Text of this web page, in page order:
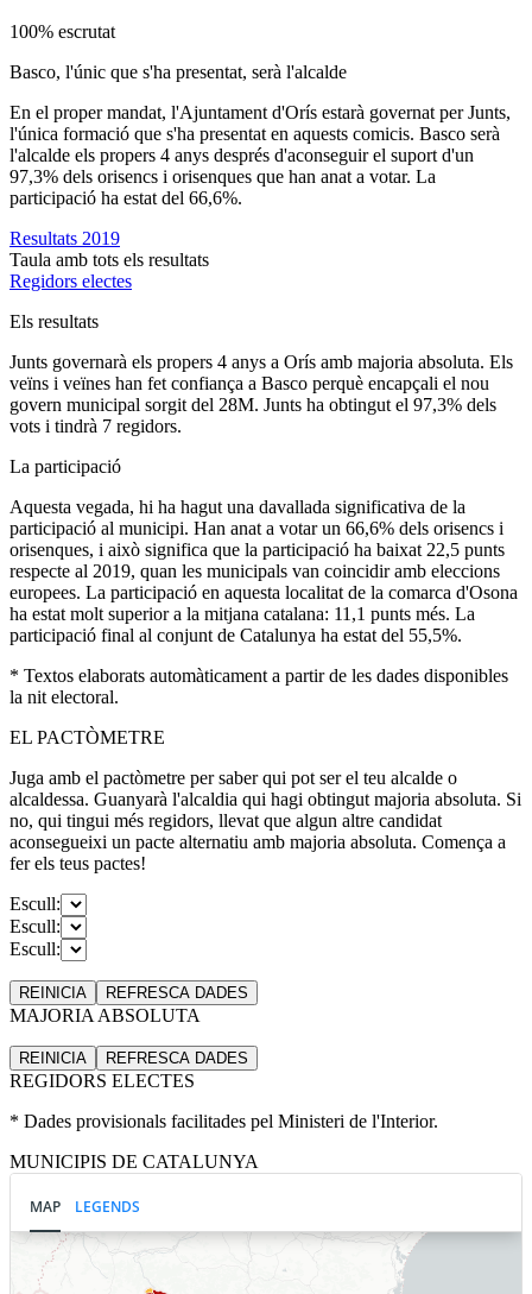
100% escrutat
Basco, l'únic que s'ha presentat, serà l'alcalde
En el proper mandat, l'Ajuntament d'Orís estarà governat per Junts,
l'única formació que s'ha presentat en aquests comicis. Basco serà
l'alcalde els propers 4 anys després d'aconseguir el suport d'un
97,3% dels orisencs i orisenques que han anat a votar. La
participació ha estat del 66,6%.
Resultats 2019
Taula amb tots els resultats
Regidors electes
Els resultats
Junts governarà els propers 4 anys a Orís amb majoria absoluta. Els
veïns i veïnes han fet confiança a Basco perquè encapçali el nou
govern municipal sorgit del 28M. Junts ha obtingut el 97,3% dels
vots i tindrà 7 regidors.
La participació
Aquesta vegada, hi ha hagut una davallada significativa de la
participació al municipi. Han anat a votar un 66,6% dels orisencs i
orisenques, i això significa que la participació ha baixat 22,5 punts
respecte al 2019, quan les municipals van coincidir amb eleccions
europees. La participació en aquesta localitat de la comarca d'Osona
ha estat molt superior a la mitjana catalana: 11,1 punts més. La
participació final al conjunt de Catalunya ha estat del 55,5%.
* Textos elaborats automàticament a partir de les dades disponibles
la nit electoral.
EL PACTÒMETRE
Juga amb el pactòmetre per saber qui pot ser el teu alcalde o
alcaldessa. Guanyarà l'alcaldia qui hagi obtingut majoria absoluta. Si
no, qui tingui més regidors, llevat que algun altre candidat
aconsegueixi un pacte alternatiu amb majoria absoluta. Comença a
fer els teus pactes!
Escull:
Escull:
Escull:
REINICIA REFRESCA DADES
MAJORIA ABSOLUTA
REINICIA REFRESCA DADES
REGIDORS ELECTES
* Dades provisionals facilitades pel Ministeri de l'Interior.
MUNICIPIS DE CATALUNYA